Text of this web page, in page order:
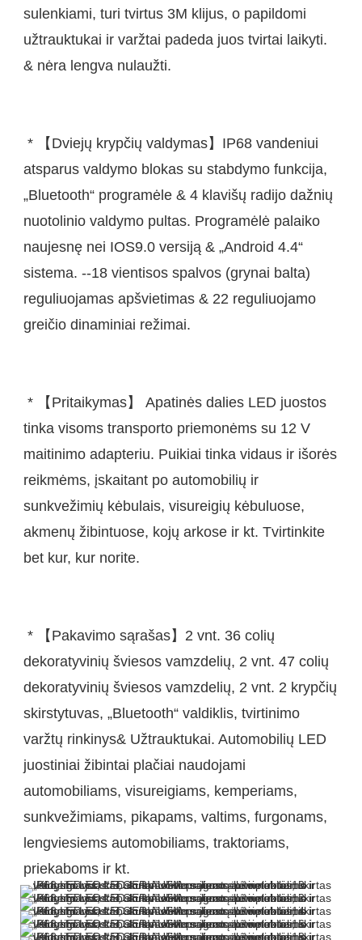
sulenkiami, turi tvirtus 3M klijus, o papildomi
užtrauktukai ir varžtai padeda juos tvirtai laikyti.
atsparus valdymo blokas su stabdymo funkcija,
„Bluetooth“ programėle & 4 klavišų radijo dažnių
nuotolinio valdymo pultas. Programėlė palaiko
naujesnę nei IOS9.0 versiją & „Android 4.4“
sistema. --18 vientisos spalvos (grynai balta)
reguliuojamas apšvietimas & 22 reguliuojamo
tinka visoms transporto priemonėms su 12 V
maitinimo adapteriu. Puikiai tinka vidaus ir išorės
reikmėms, įskaitant po automobilių ir
sunkvežimių kėbulais, visureigių kėbuluose,
akmenų žibintuose, kojų arkose ir kt. Tvirtinkite
dekoratyvinių šviesos vamzdelių, 2 vnt. 47 colių
dekoratyvinių šviesos vamzdelių, 2 vnt. 2 krypčių
skirstytuvas, „Bluetooth“ valdiklis, tvirtinimo
varžtų rinkinys& Užtrauktukai. Automobilių LED
juostiniai žibintai plačiai naudojami
automobiliams, visureigiams, kemperiams,
sunkvežimiams, pikapams, valtims, furgonams,
lengviesiems automobiliams, traktoriams,